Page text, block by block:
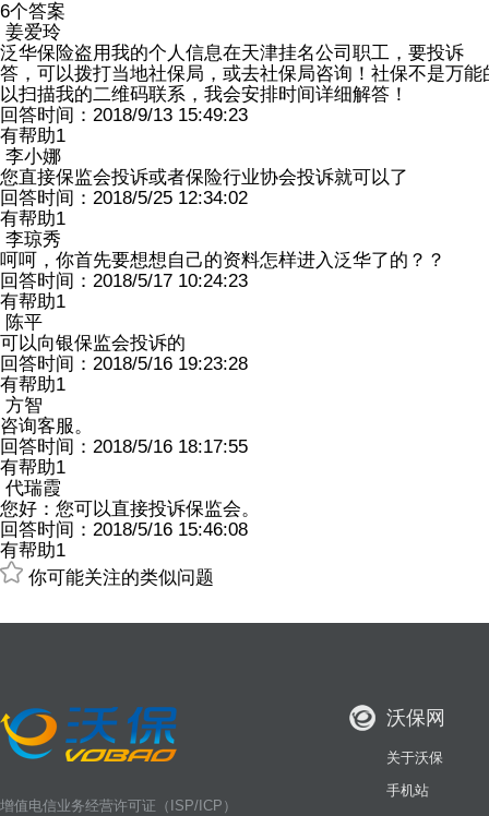
6个答案
姜爱玲
泛华保险盗用我的个人信息在天津挂名公司职工，要投诉
答，可以拨打当地社保局，或去社保局咨询！社保不是万
以扫描我的二维码联系，我会安排时间详细解答！
回答时间：2018/9/13 15:49:23
有帮助1
李小娜
您直接保监会投诉或者保险行业协会投诉就可以了
回答时间：2018/5/25 12:34:02
有帮助1
李琼秀
呵呵，你首先要想想自己的资料怎样进入泛华了的？？
回答时间：2018/5/17 10:24:23
有帮助1
陈平
可以向银保监会投诉的
回答时间：2018/5/16 19:23:28
有帮助1
方智
咨询客服。
回答时间：2018/5/16 18:17:55
有帮助1
代瑞霞
您好：您可以直接投诉保监会。
回答时间：2018/5/16 15:46:08
有帮助1
你可能关注的类似问题
增值电信业务经营许可证（ISP/ICP）
沃保网
关于沃保
手机站